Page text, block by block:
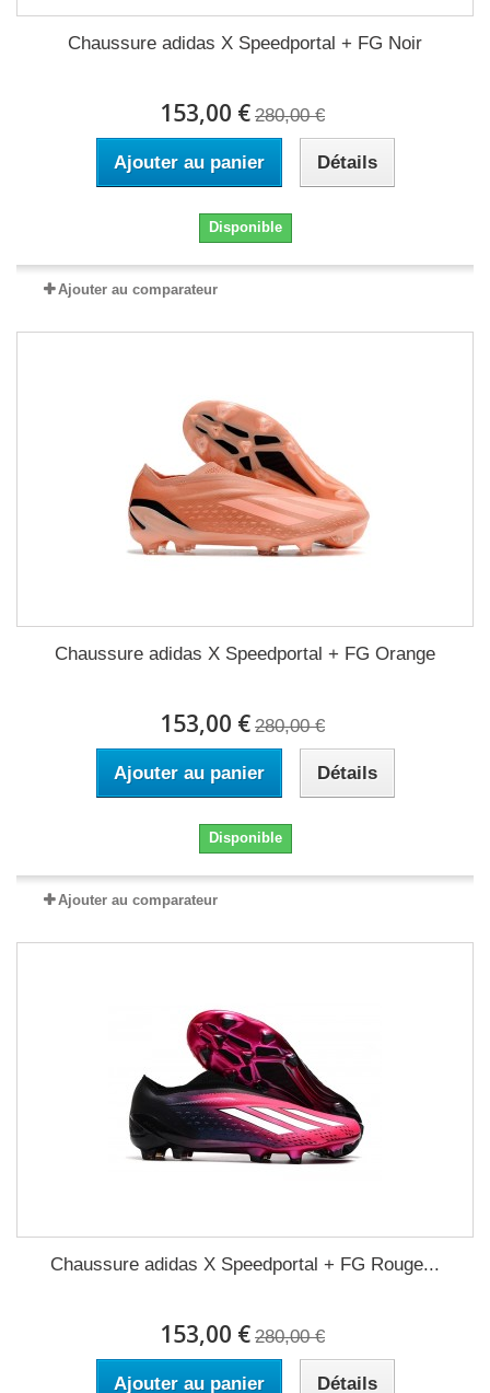
Chaussure adidas X Speedportal + FG Noir
153,00 € 280,00 €
Ajouter au panier Détails
Disponible
Ajouter au comparateur
Chaussure adidas X Speedportal + FG Orange
153,00 € 280,00 €
Ajouter au panier Détails
Disponible
Ajouter au comparateur
Chaussure adidas X Speedportal + FG Rouge...
153,00 € 280,00 €
Ajouter au panier Détails